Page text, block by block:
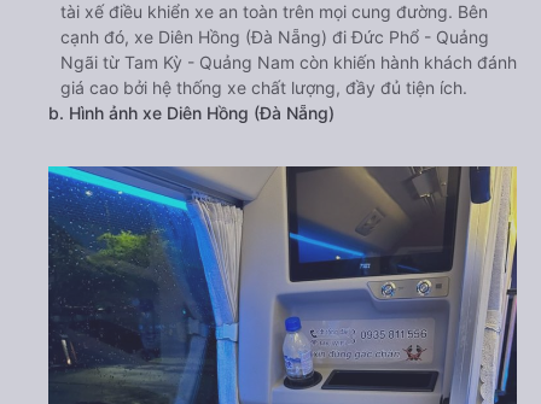
tài xế điều khiển xe an toàn trên mọi cung đường. Bên
cạnh đó, xe Diên Hồng (Đà Nẵng) đi Đức Phổ - Quảng
Ngãi từ Tam Kỳ - Quảng Nam còn khiến hành khách đánh
giá cao bởi hệ thống xe chất lượng, đầy đủ tiện ích.
b. Hình ảnh xe Diên Hồng (Đà Nẵng)